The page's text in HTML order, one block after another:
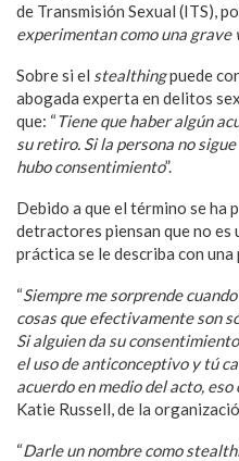
de Transmisión Sexual (ITS),
experimentan como una grave
Sobre si el stealthingpuede
abogada experta en delitos
que: “Tiene que haber algún
su retiro. Si la persona no
hubo consentimiento”.
Debido a que el término se ha
detractores piensan que no es
práctica se le describa con
“Siempre me sorprende
cosas que efectivamente son
Si alguien da su
el uso de anticonceptivo y tú
acuerdo en medio del acto,
Katie Russell, de la
“Darle un nombre como